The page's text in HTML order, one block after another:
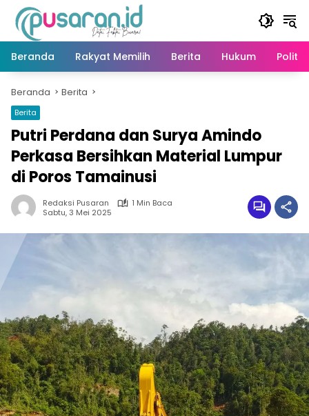
Langsung
konten
Beranda
Rakyat Memilih Berita Hukum Politik
Beranda Berita
Berita
Putri Perdana dan Surya Amindo
Perkasa Bersihkan Material Lumpur
di Poros Tamainusi
Redaksi Pusaran
1 Min Baca
Sabtu, 3 Mei 2025